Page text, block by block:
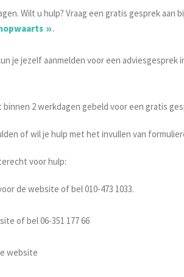
Wilt u hulp? Vraag een gratis gesprek aan
.
je jezelf aanmelden voor een adviesgesprek
2 werkdagen gebeld voor een gratis
of wil je hulp met het invullen van
voor hulp:
de website of bel 010-473 1033.
of bel 06-351 177 66
website